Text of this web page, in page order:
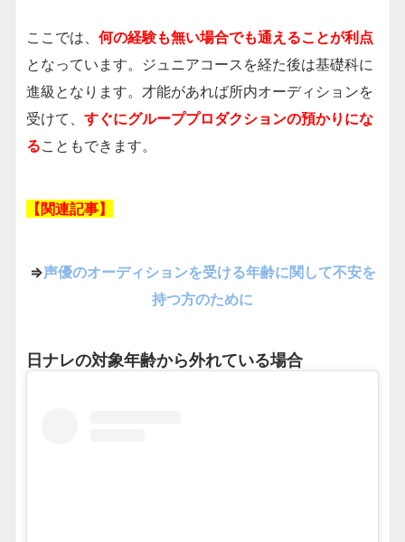
ここでは、 何の経験も無い場合でも通えることが利点
となっています。ジュニアコースを経た後は基礎科に
進級となります。才能があれば所内オーディションを
受けて、 すぐにグループプロダクションの預かり にな
ることもできます。
【関連記事】
⇒声優のオーディションを受ける年齢に関して不安を
持つ方のために
日ナレの対象年齢から外れている場合